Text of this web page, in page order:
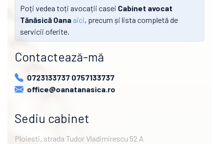
Poți vedea toți avocații casei Cabinet avocat
Tănăsică Oana aici, precum și lista completă de
servicii oferite.
Contactează-mă
0723133737 0757133737
office@oanatanasica.ro
Sediu cabinet
Ploiesti, strada Tudor Vladimirescu 52 A